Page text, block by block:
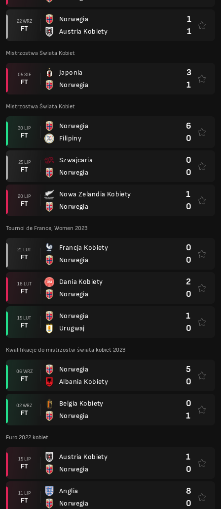
22 WRZ
FT
Norwegia
Austria Kobiety
1
1
Mistrzostwa Świata Kobiet
05 SIE
FT
Japonia
Norwegia
3
1
Mistrzostwa Świata Kobiet
30 LIP
FT
Norwegia
Filipiny
6
0
25 LIP
FT
Szwajcaria
Norwegia
0
0
20 LIP
FT
Nowa Zelandia Kobiety
Norwegia
1
0
Tournoi de France, Women 2023
21 LUT
FT
Francja Kobiety
Norwegia
0
0
18 LUT
FT
Dania Kobiety
Norwegia
2
0
15 LUT
FT
Norwegia
Urugwaj
1
0
Kwalifikacje do mistrzostw świata kobiet 2023
06 WRZ
FT
Norwegia
Albania Kobiety
5
0
02 WRZ
FT
Belgia Kobiety
Norwegia
0
1
Euro 2022 kobiet
15 LIP
FT
Austria Kobiety
Norwegia
1
0
11 LIP
FT
Anglia
Norwegia
8
0